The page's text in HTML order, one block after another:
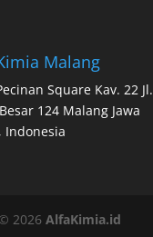
Malang
Square Kav. 22 Jl.
124 Malang Jawa
Indonesia
© 2026 AlfaKimia.id